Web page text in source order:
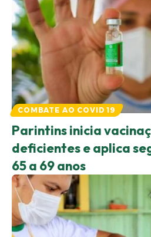
COMBATE AO COVID 19
Parintins inicia
deficientes e aplica
65 a 69 anos